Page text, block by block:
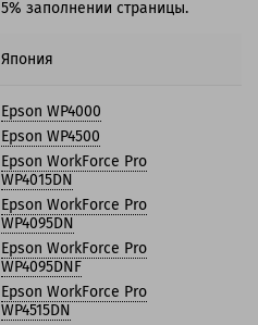
5% заполнении страницы.
Япония
Epson WP4000
Epson WP4500
Epson WorkForce Pro
WP4015DN
Epson WorkForce Pro
WP4095DN
Epson WorkForce Pro
WP4095DNF
Epson WorkForce Pro
WP4515DN